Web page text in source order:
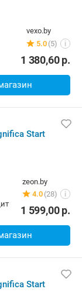
vexo.by
5.0 (5) i
1 380,60р.
Start
zeon.by
4.0 (28) i
1 599,00р.
Start